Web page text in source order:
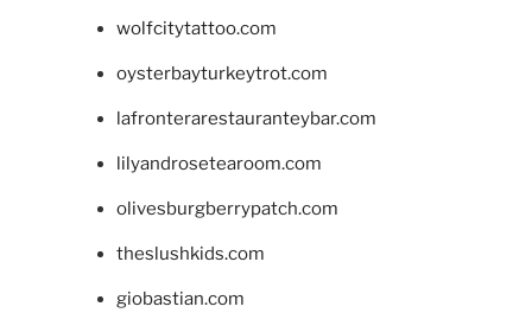
wolfcitytattoo.com
oysterbayturkeytrot.com
lafronterarestauranteybar.com
lilyandrosetearoom.com
olivesburgberrypatch.com
theslushkids.com
giobastian.com